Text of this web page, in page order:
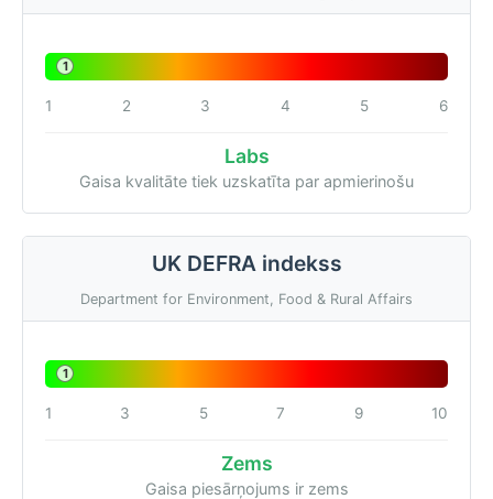
1
1 2 3 4 5 6
Labs
Gaisa kvalitāte tiek uzskatīta par apmierinošu
UK DEFRA indekss
Department for Environment, Food & Rural Affairs
1
1 3 5 7 9 10
Zems
Gaisa piesārņojums ir zems